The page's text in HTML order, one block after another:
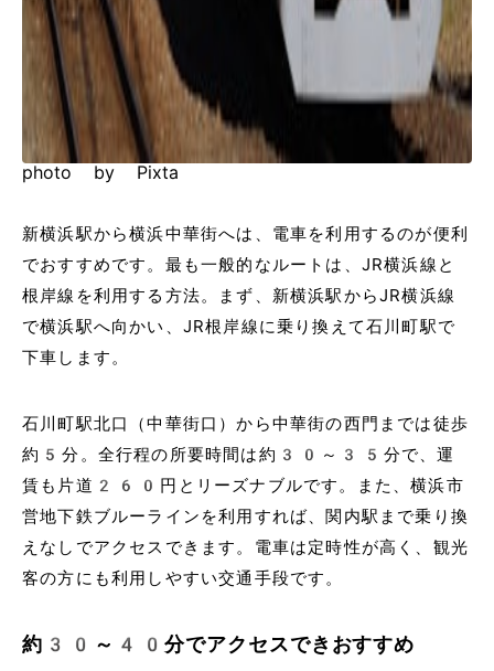
photo by Pixta
新横浜駅から横浜中華街へは、電車を利用するのが便利
でおすすめです。最も一般的なルートは、JR横浜線と
根岸線を利用する方法。まず、新横浜駅からJR横浜線
で横浜駅へ向かい、JR根岸線に乗り換えて石川町駅で
下車します。
石川町駅北口（中華街口）から中華街の西門までは徒歩
約5分。全行程の所要時間は約30～35分で、運
賃も片道260円とリーズナブルです。また、横浜市
営地下鉄ブルーラインを利用すれば、関内駅まで乗り換
えなしでアクセスできます。電車は定時性が高く、観光
客の方にも利用しやすい交通手段です。
約30～40分でアクセスできおすすめ